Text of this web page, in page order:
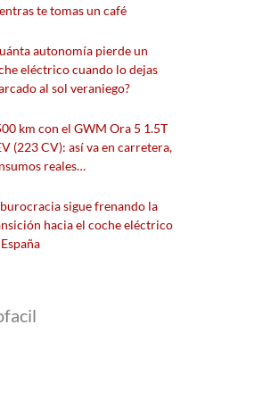
te tomas un café
autonomía pierde un
eléctrico cuando lo dejas
al sol veraniego?
km con el GWM Ora 5 1.5T
(223 CV): así va en carretera,
reales…
burocracia sigue frenando la
hacia el coche eléctrico